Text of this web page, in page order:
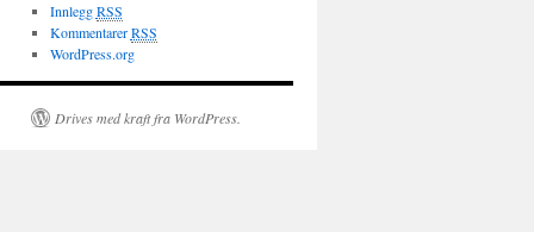
InnleggRSS
KommentarerRSS
WordPress.org
Drives med kraft fra WordPress.